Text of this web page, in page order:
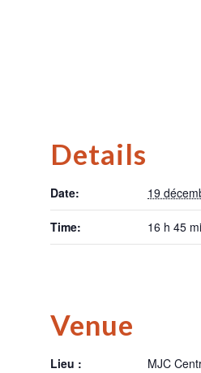
Details
Date: 19
Time: 16 h 45
Venue
Lieu : MJC